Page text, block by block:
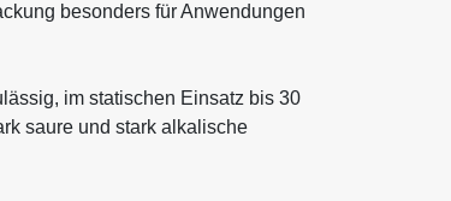
besonders für Anwendungen
im statischen Einsatz bis 30
saure und stark alkalische